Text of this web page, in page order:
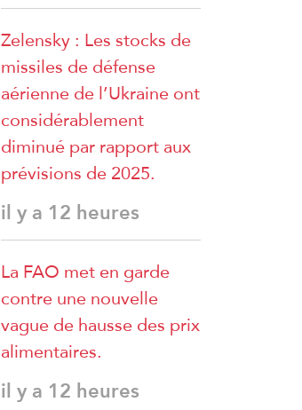
Zelensky : Les stocks de
missiles de défense
aérienne de l’Ukraine ont
considérablement
diminué par rapport aux
prévisions de 2025.
il y a 12 heures
La FAO met en garde
contre une nouvelle
vague de hausse des prix
alimentaires.
il y a 12 heures